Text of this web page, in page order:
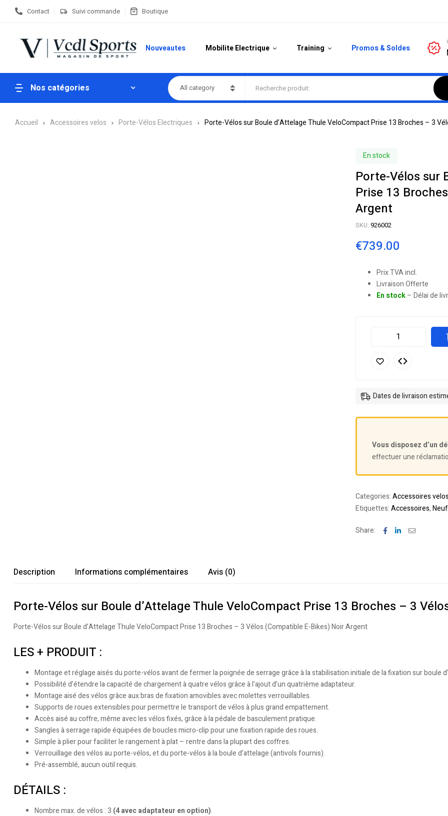
Contact Suivi commande Boutique
Nouveautes Mobilite Electrique Training Promos & Soldes
Nos catégories All category
Accueil Accessoires velos Porte-Vélos Electriques Porte-Vélos sur Boule d’Attelage Thule VeloCompact Prise 13 Broches – 3
En stock
Porte-Vélos sur
Prise 13
Argent
SKU: 926002
€739.00
Prix TVA incl.
Livraison Offerte
En stock – Délai de
Dates de livraison
Vous disposez d’un
effectuer une
Categories:Accessoires velos
Etiquettes:Accessoires,Neuf
Share: Facebook
LinkedinEmail
Description Informations complémentaires Avis (0)
Porte-Vélos sur Boule d’Attelage Thule VeloCompact Prise 13 Broches – 3
Porte-Vélos sur Boule d’Attelage Thule VeloCompact Prise 13 Broches – 3 Vélos (Compatible E-Bikes) Noir Argent
LES + PRODUIT :
Montage et réglage aisés du porte-vélos avant de fermer la poignée de serrage grâce à la stabilisation initiale de la fixation sur boule
Possibilité d’étendre la capacité de chargement à quatre vélos grâce à l’ajout d’un quatrième adaptateur.
Montage aisé des vélos grâce aux bras de fixation amovibles avec molettes verrouillables.
Supports de roues extensibles pour permettre le transport de vélos à plus grand empattement.
Accès aisé au coffre, même avec les vélos fixés, grâce à la pédale de basculement pratique.
Sangles à serrage rapide équipées de boucles micro-clip pour une fixation rapide des roues.
Simple à plier pour faciliter le rangement à plat – rentre dans la plupart des coffres.
Verrouillage des vélos au porte-vélos, et du porte-vélos à la boule d’attelage (antivols fournis).
Pré-assemblé, aucun outil requis.
DÉTAILS :
Nombre max. de vélos : 3 (4 avec adaptateur en option).